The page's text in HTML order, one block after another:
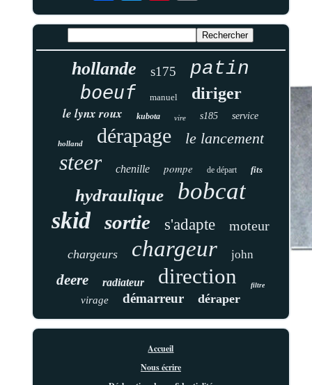
hollande s175
patin
boeuf
manuel diriger
le lynx roux kubota vire s185 service
holland dérapage le lancement
steer chenille pompe de départ fits
hydraulique bobcat
skid sortie s'adapte moteur
chargeurs chargeur john
deere radiateur direction filtre
virage démarreur déraper
Accueil
Nous écrire